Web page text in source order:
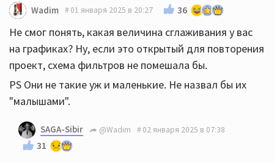
Wadim 01 января 2025 в 20:27 36
Не смог понять, какая величина сглаживания у вас
на графиках? Ну, если это открытый для повторения
проект, схема фильтров не помешала бы.
PS Они не такие уж и маленькие. Не назвал бы их
"малышами".
SAGA-Sibir @Wadim 02 января 2025 в 07:38
31